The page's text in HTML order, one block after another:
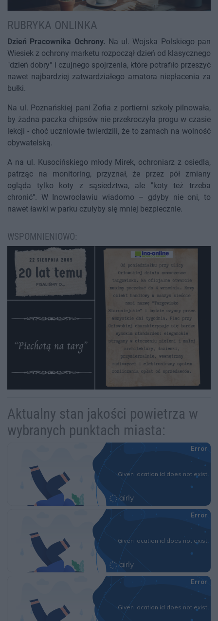
RUBRYKA ONLINKA
Dzień Pracownika Ochrony. Na ul. Wojska Polskiego pan
Wiesiek z ochrony marketu rozpoczął dzień od klasycznego
"dzień dobry" i czujnego spojrzenia, które potrafiło przeszyć
nawet najbardziej zatwardziałego amatora niepłacenia za
bułki.
Na ul. Poznańskiej pani Zofia z portierni szkoły pilnowała,
by żadna paczka chipsów nie przekroczyła progu w czasie
lekcji - choć uczniowie twierdzili, że to zamach na wolność
obywatelską.
A na ul. Kusocińskiego młody Mirek, ochroniarz z osiedla,
patrząc na monitoring, przyznał, że przez pół zmiany
ogląda tylko koty z sąsiedztwa, ale "koty też trzeba
chronić". W Inowrocławiu wiadomo – gdyby nie oni, to
nawet ławki w parku czułyby się mniej bezpiecznie.
WSPOMNIENIOWO:
Aktualny stan jakości powietrza w
wybranych punktach miasta: